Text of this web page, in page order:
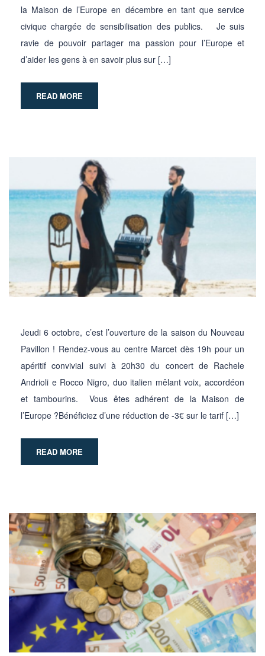
la Maison de l’Europe en décembre en tant que service
civique chargée de sensibilisation des publics. Je suis
ravie de pouvoir partager ma passion pour l’Europe et
d’aider les gens à en savoir plus sur […]
READ MORE
Jeudi 6 octobre, c’est l’ouverture de la saison du Nouveau
Pavillon ! Rendez-vous au centre Marcet dès 19h pour un
apéritif convivial suivi à 20h30 du concert de Rachele
Andrioli e Rocco Nigro, duo italien mêlant voix, accordéon
et tambourins. Vous êtes adhérent de la Maison de
l’Europe ?Bénéficiez d’une réduction de -3€ sur le tarif […]
READ MORE